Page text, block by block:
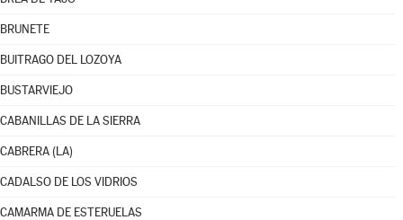
BRUNETE
BUITRAGO DEL LOZOYA
BUSTARVIEJO
CABANILLAS DE LA SIERRA
CABRERA (LA)
CADALSO DE LOS VIDRIOS
CAMARMA DE ESTERUELAS